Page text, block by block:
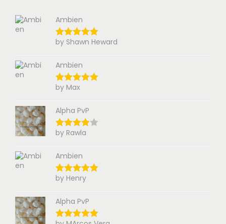
Ambien
by Shawn Heward
Ambien
by Max
Alpha PvP
by Rawla
Ambien
by Henry
Alpha PvP